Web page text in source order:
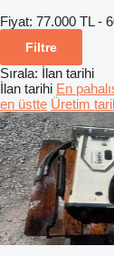
Fiyat: 77.000 TL -
Filtre
Sırala: İlan tarihi
İlan tarihi En
en üstte Üretim